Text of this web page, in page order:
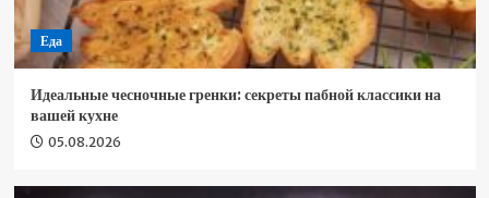
Еда
Идеальные чесночные гренки: секреты пабной классики на
вашей кухне
05.08.2026